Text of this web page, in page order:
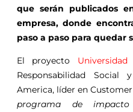
que serán publicados
empresa, donde
paso a paso para quedar
El proyecto Universidad
Responsabilidad Social
America, líder en
programa de